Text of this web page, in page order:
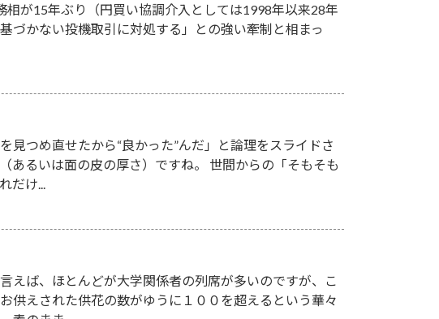
が15年ぶり（円買い協調介入としては1998年以来28年
づかない投機取引に対処する」との強い牽制と相まっ
見つめ直せたから“良かった”んだ」と論理をスライドさ
あるいは面の皮の厚さ）ですね。 世間からの「そもそも
け...
えば、ほとんどが大学関係者の列席が多いのですが、こ
供えされた供花の数がゆうに１００を超えるという華々